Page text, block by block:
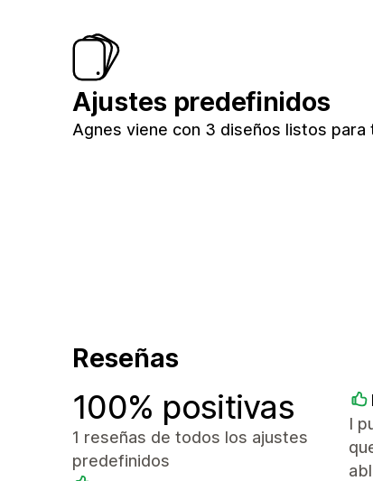
Ajustes predefinidos
Agnes viene con 3 diseños listos para
Reseñas
100% positivas
1 reseñas de todos los ajustes
predefinidos
I